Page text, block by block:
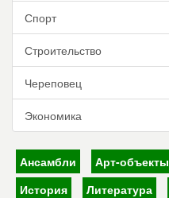
Спорт
Строительство
Череповец
Экономика
Ансамбли Арт-объекты
История
Литература